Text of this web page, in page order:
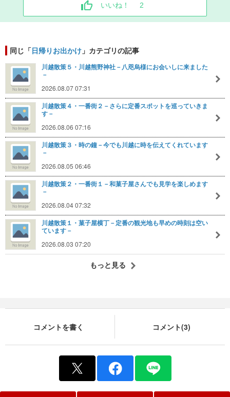
いいね！ 2
同じ「日帰りお出かけ 」カテゴリの記事
川越散策５・川越熊野神社－八咫烏様にお会いしに来ました
－
2026.08.07 07:31
川越散策４・一番街２－さらに定番スポットを巡っていきま
す－
2026.08.06 07:16
川越散策３・時の鐘－今でも川越に時を伝えてくれています
－
2026.08.05 06:46
川越散策２・一番街１－和菓子屋さんでも見学を楽しめます
－
2026.08.04 07:32
川越散策１・菓子屋横丁－定番の観光地も早めの時刻は空い
ています－
2026.08.03 07:20
もっと見る
コメントを書く コメント(3)